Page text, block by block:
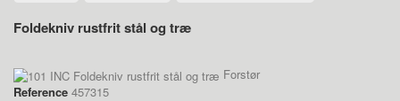
Foldekniv rustfrit stål og træ
Forstør
Reference 457315